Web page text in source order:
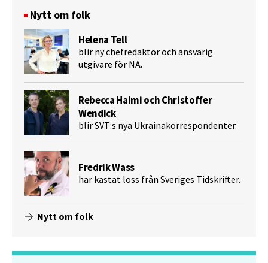
Nytt om folk
Helena Tell
blir ny chefredaktör och ansvarig
utgivare för NA.
Rebecca Haimi och Christoffer
Wendick
blir SVT:s nya Ukrainakorrespondenter.
Fredrik Wass
har kastat loss från Sveriges Tidskrifter.
Nytt om folk